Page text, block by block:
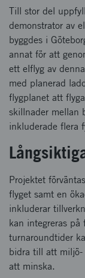
Till stor del
demonstrator av
byggdes i
annat för att
ett elflyg av
med planerad
flygplanet att
skillnader mellan
inkluderade flera
Projektet
flyget samt en
inkluderar
kan integreras på
turnaroundtider
bidra till att miljö-
att minska.